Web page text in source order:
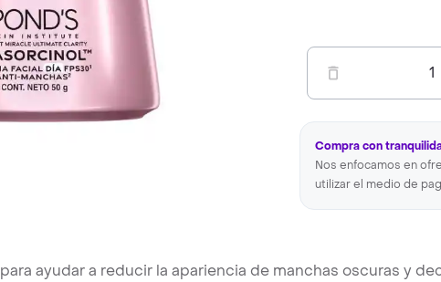
1
Compra con
Nos enfocamos en
utilizar el medio de
ayudar a reducir la apariencia de manchas oscuras y